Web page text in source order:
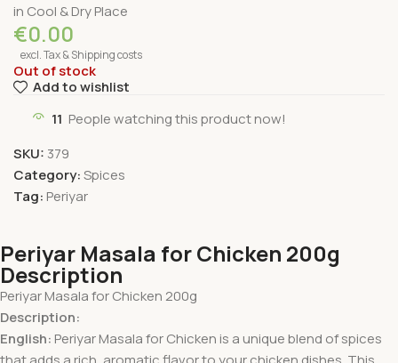
in Cool & Dry Place
€0.00
excl. Tax & Shipping costs
Out of stock
Add to wishlist
11 People watching this product now!
SKU: 379
Category:Spices
Tag: Periyar
Periyar Masala for Chicken 200g
Description
Periyar Masala for Chicken 200g
Description:
English: Periyar Masala for Chicken is a unique blend of spices